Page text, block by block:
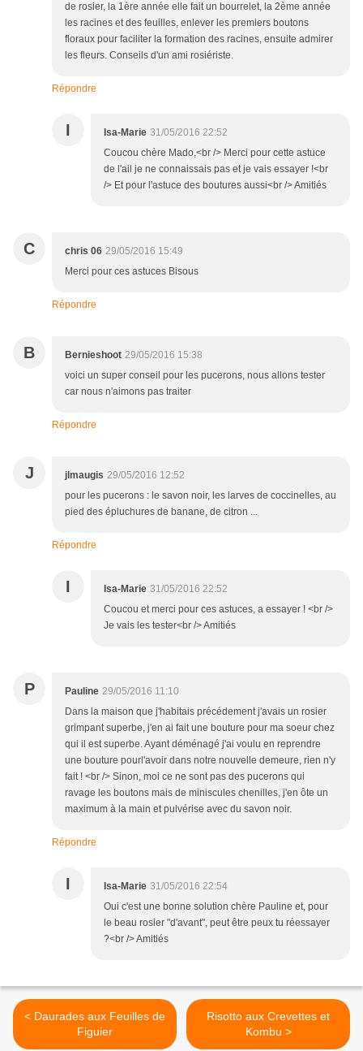
de rosier, la 1ère année elle fait un bourrelet, la 2ème année
les racines et des feuilles, enlever les premiers boutons
floraux pour faciliter la formation des racines, ensuite admirer
les fleurs. Conseils d'un ami rosiériste.
Répondre
I Isa-Marie 31/05/2016 22:52
Coucou chère Mado,<br /> Merci pour cette astuce
de l'ail je ne connaissais pas et je vais essayer !<br
/> Et pour l'astuce des boutures aussi<br /> Amitiés
C chris 06 29/05/2016 15:49
Merci pour ces astuces Bisous
Répondre
B Bernieshoot 29/05/2016 15:38
voici un super conseil pour les pucerons, nous allons tester
car nous n'aimons pas traiter
Répondre
J jlmaugis 29/05/2016 12:52
pour les pucerons : le savon noir, les larves de coccinelles, au
pied des épluchures de banane, de citron ...
Répondre
I Isa-Marie 31/05/2016 22:52
Coucou et merci pour ces astuces, a essayer ! <br />
Je vais les tester<br /> Amitiés
P Pauline 29/05/2016 11:10
Dans la maison que j'habitais précédement j'avais un rosier
grimpant superbe, j'en ai fait une bouture pour ma soeur chez
qui il est superbe. Ayant déménagé j'ai voulu en reprendre
une bouture pourl'avoir dans notre nouvelle demeure, rien n'y
fait ! <br /> Sinon, moi ce ne sont pas des pucerons qui
ravage les boutons mais de miniscules chenilles, j'en ôte un
maximum à la main et pulvérise avec du savon noir.
Répondre
I Isa-Marie 31/05/2016 22:54
Oui c'est une bonne solution chère Pauline et, pour
le beau rosier "d'avant", peut être peux tu réessayer
?<br /> Amitiés
< Daurades aux Feuilles de
Figuier
Risotto aux Crevettes et
Kombu >